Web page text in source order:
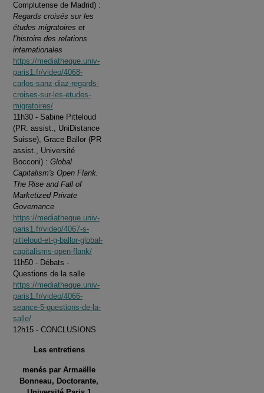
Complutense de Madrid) :
Regards croisés sur les
études migratoires et
l’histoire des relations
internationales
https://mediatheque.univ-
paris1.fr/video/4068-
carlos-sanz-diaz-regards-
croises-sur-les-etudes-
migratoires/
11h30 - Sabine Pitteloud
(PR. assist., UniDistance
Suisse), Grace Ballor (PR
assist., Université
Bocconi) : Global
Capitalism's Open Flank.
The Rise and Fall of
Marketized Private
Governance
https://mediatheque.univ-
paris1.fr/video/4067-s-
pitteloud-et-g-ballor-global-
capitalisms-open-flank/
11h50 - Débats -
Questions de la salle
https://mediatheque.univ-
paris1.fr/video/4066-
seance-5-questions-de-la-
salle/
12h15 - CONCLUSIONS
Les entretiens
menés par Armaëlle
Bonneau, Doctorante,